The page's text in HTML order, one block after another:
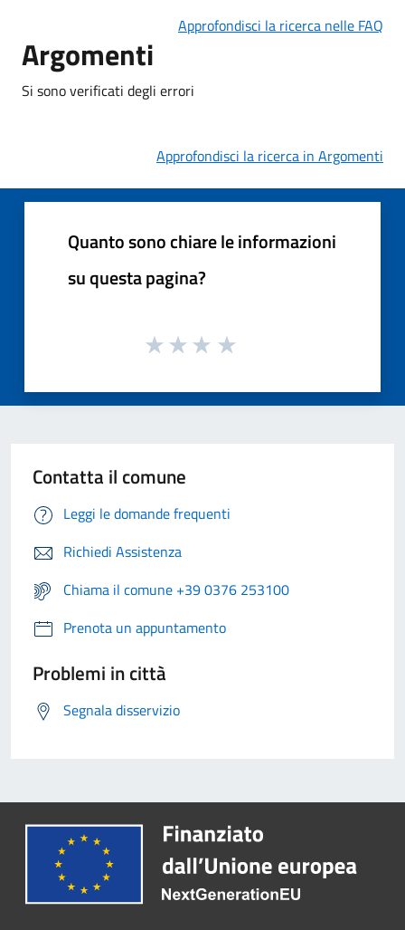
Approfondisci la ricerca nelle FAQ
Argomenti
Si sono verificati degli errori
Approfondisci la ricerca in Argomenti
Quanto sono chiare le informazioni
su questa pagina?
Contatta il comune
Leggi le domande frequenti
Richiedi Assistenza
Chiama il comune +39 0376 253100
Prenota un appuntamento
Problemi in città
Segnala disservizio